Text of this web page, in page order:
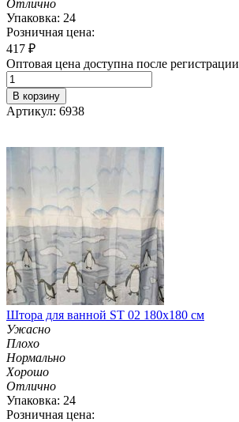
Отлично
Упаковка: 24
Розничная цена:
417 ₽
Оптовая цена доступна после регистрации
В корзину
Артикул: 6938
Штора для ванной ST 02 180х180 см
Ужасно
Плохо
Нормально
Хорошо
Отлично
Упаковка: 24
Розничная цена: